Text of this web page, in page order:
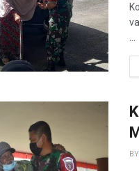
BY